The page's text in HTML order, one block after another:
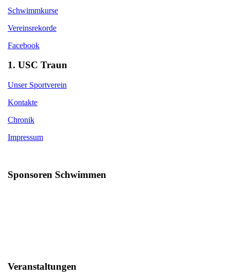
Schwimmkurse
Vereinsrekorde
Facebook
1. USC Traun
Unser Sportverein
Kontakte
Chronik
Impressum
Sponsoren Schwimmen
Veranstaltungen